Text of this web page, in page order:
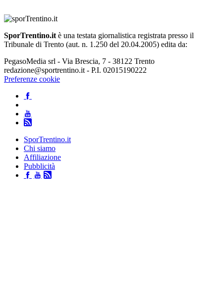
SporTrentino.it è una testata giornalistica registrata presso il
Tribunale di Trento (aut. n. 1.250 del 20.04.2005) edita da:
PegasoMedia srl - Via Brescia, 7 - 38122 Trento
redazione@sportrentino.it - P.I. 02015190222
Preferenze cookie
SporTrentino.it
Chi siamo
Affiliazione
Pubblicità